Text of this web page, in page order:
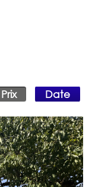
Prix Date